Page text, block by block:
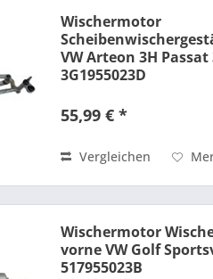
Wischermotor
VW Arteon 3H Passat
3G1955023D
55,99 € *
Vergleichen
Wischermotor
vorne VW Golf
517955023B